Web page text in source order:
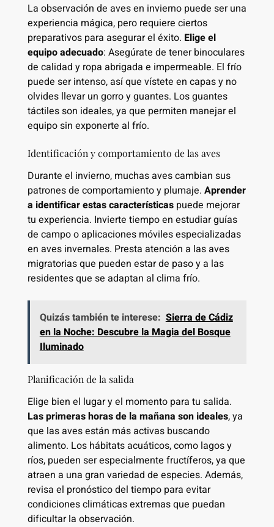
La observación de aves en invierno puede ser una
experiencia mágica, pero requiere ciertos
preparativos para asegurar el éxito. Elige el
equipo adecuado: Asegúrate de tener binoculares
de calidad y ropa abrigada e impermeable. El frío
puede ser intenso, así que vístete en capas y no
olvides llevar un gorro y guantes. Los guantes
táctiles son ideales, ya que permiten manejar el
equipo sin exponerte al frío.
Identificación y comportamiento de las aves
Durante el invierno, muchas aves cambian sus
patrones de comportamiento y plumaje. Aprender
a identificar estas característicaspuede mejorar
tu experiencia. Invierte tiempo en estudiar guías
de campo o aplicaciones móviles especializadas
en aves invernales. Presta atención a las aves
migratorias que pueden estar de paso y a las
residentes que se adaptan al clima frío.
Quizás también te interese: Sierra de Cádiz
en la Noche: Descubre la Magia del Bosque
Iluminado
Planificación de la salida
Elige bien el lugar y el momento para tu salida.
Las primeras horas de la mañana son ideales, ya
que las aves están más activas buscando
alimento. Los hábitats acuáticos, como lagos y
ríos, pueden ser especialmente fructíferos, ya que
atraen a una gran variedad de especies. Además,
revisa el pronóstico del tiempo para evitar
condiciones climáticas extremas que puedan
dificultar la observación.